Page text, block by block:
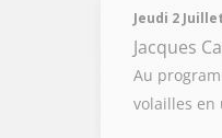
Jeudi 2
Jacques
Au
volailles en